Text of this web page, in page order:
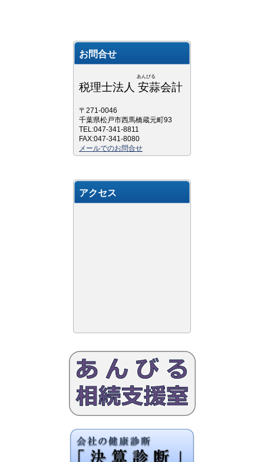
お問合せ
あんびる
税理士法人 安蒜会計
〒271-0046
千葉県松戸市西馬橋蔵元町93
TEL:047-341-8811
FAX:047-341-8080
メールでのお問合せ
アクセス